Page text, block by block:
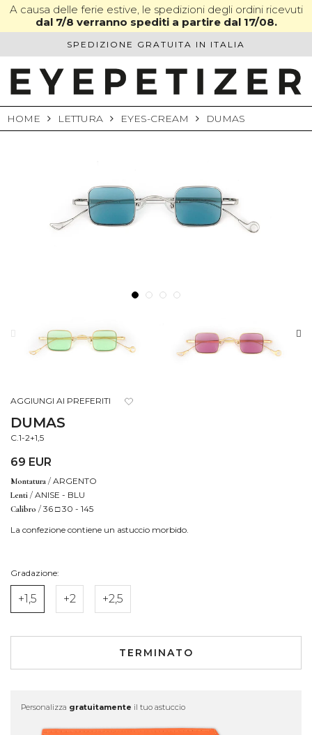
SkipA causa delle ferie estive, le spedizioni degli ordini ricevuti
dal 7/8 verranno spediti a partire dal 17/08.
SPEDIZIONE GRATUITA IN ITALIA
HOME LETTURA EYES-CREAM DUMAS
AGGIUNGI AI PREFERITI
DUMAS
C.1-2+1,5
69 EUR
Montatura / ARGENTO
Lenti / ANISE - BLU
Calibro / 36 □ 30 - 145
La confezione contiene un astuccio morbido.
Gradazione:
+1,5 +2 +2,5
TERMINATO
Personalizza gratuitamente il tuo astuccio